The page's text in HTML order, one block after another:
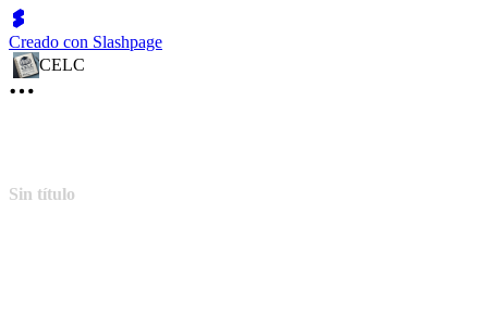
Creado con Slashpage
CELC
Sin título